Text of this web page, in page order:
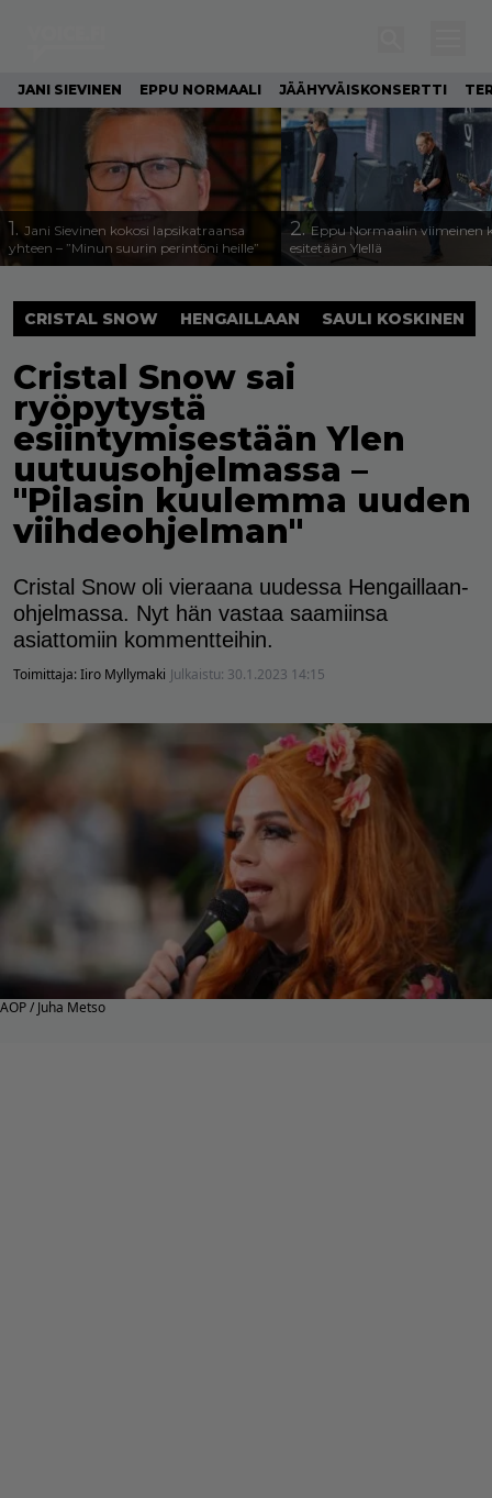
JANI SIEVINEN EPPU NORMAALI JÄÄHYVÄISKONSERTTI
1. Jani Sievinen kokosi lapsikatraansa
yhteen – ”Minun suurin perintöni heille”
2. Eppu Normaalin viimeinen
esitetään Ylellä
CRISTAL SNOW HENGAILLAAN SAULI KOSKINEN
Cristal Snow sai
ryöpytystä
esiintymisestään Ylen
uutuusohjelmassa –
"Pilasin kuulemma uuden
viihdeohjelman"
Cristal Snow oli vieraana uudessa Hengaillaan-
ohjelmassa. Nyt hän vastaa saamiinsa
asiattomiin kommentteihin.
Toimittaja:Iiro Myllymaki Julkaistu: 30.1.2023 14:15
AOP / Juha Metso